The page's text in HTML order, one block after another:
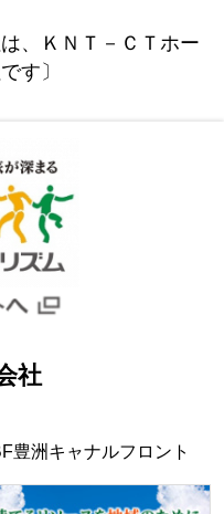
、ＫＮＴ－ＣＴホー
す〕
社
豊洲キャナルフロント